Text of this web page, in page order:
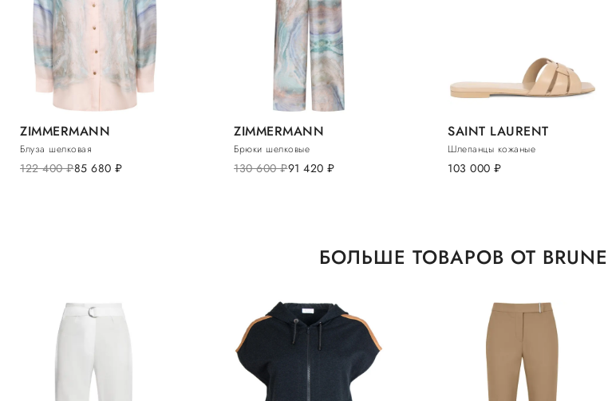
ZIMMERMANN
Блуза шелковая
122 400руб.85 680 руб.
ZIMMERMANN
Брюки шелковые
130 600руб.91 420 руб.
SAINT LAURENT
Шлепанцы кожаные
103 000 руб.
БОЛЬШЕ ТОВАРОВ ОТ